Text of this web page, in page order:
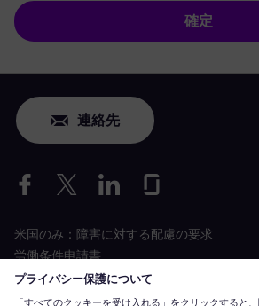
確定
連絡先
米国のみ：障害に対する配慮の要求
労働条件申請書
siemens-energy.comグローバルウェブサイト